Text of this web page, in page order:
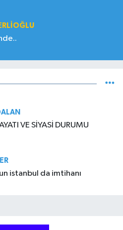
VE SİYASİ DURUMU
istanbul da imtihanı